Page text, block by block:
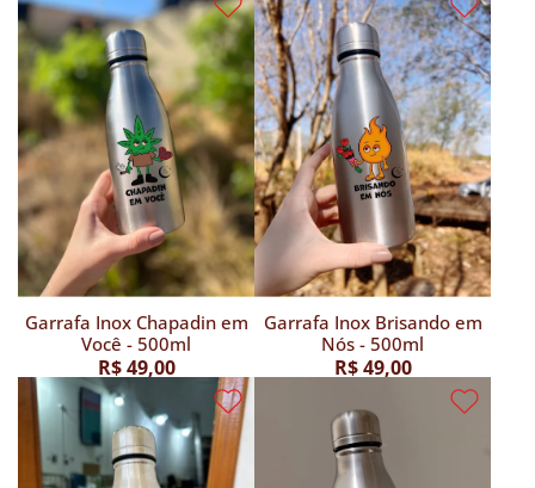
Garrafa Inox Chapadin em
Você - 500ml
R$ 49,00
Garrafa Inox Brisando em
Nós - 500ml
R$ 49,00